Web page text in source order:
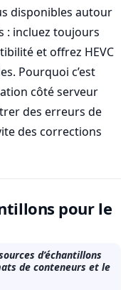
disponibles autour
: incluez toujours
et offrez HEVC
Pourquoi c’est
côté serveur
des erreurs de
des corrections
pour le
d’échantillons
de conteneurs et le